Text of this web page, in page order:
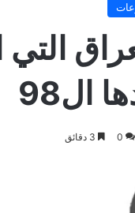
التي
ال98
0